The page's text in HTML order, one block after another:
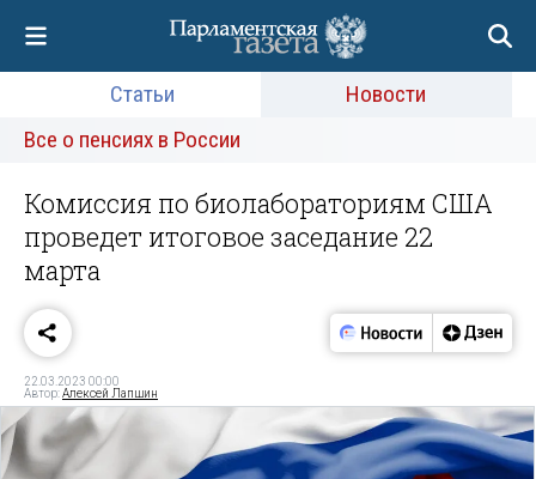
Статьи
Новости
Все о пенсиях в России
Комиссия по биолабораториям США
проведет итоговое заседание 22
марта
22.03.2023 00:00
Автор:Алексей Лапшин